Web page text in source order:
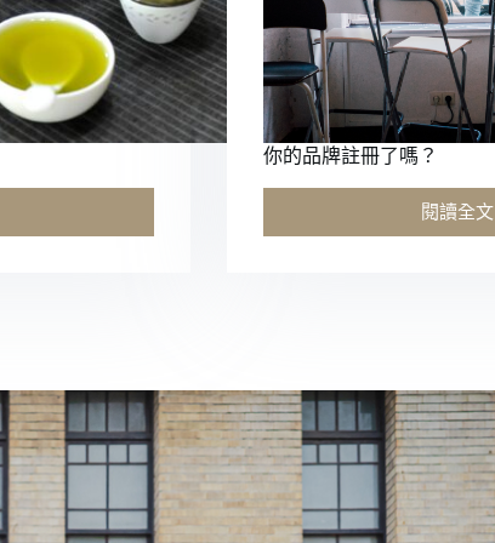
你的品牌註冊了嗎？
閱讀全文